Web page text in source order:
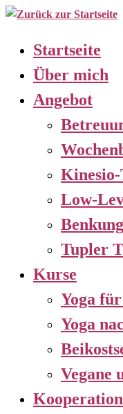
Zum
springenStartseite
Über mich
Angebot
Low-
Tupler
Kurse
Yoga
Yoga
Vegane